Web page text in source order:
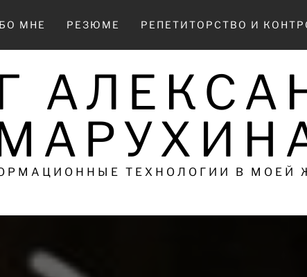
МНЕ РЕЗЮМЕ РЕПЕТИТОРСТВО И
ТЕХНОЛОГИИ В МОЕЙ